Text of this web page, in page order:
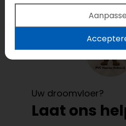
Uw droomvloer?
Laat ons